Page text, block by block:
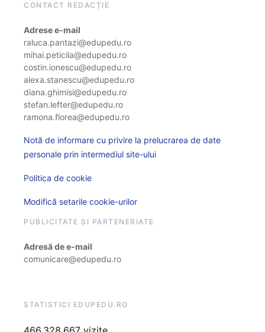
CONTACT REDACȚIE
Adrese e-mail
raluca.pantazi@edupedu.ro
mihai.peticila@edupedu.ro
costin.ionescu@edupedu.ro
alexa.stanescu@edupedu.ro
diana.ghimisi@edupedu.ro
stefan.lefter@edupedu.ro
ramona.florea@edupedu.ro
Notă de informare cu privire la prelucrarea de date
personale prin intermediul site-ului
Politica de cookie
Modifică setarile cookie-urilor
PUBLICITATE ȘI PARTENERIATE
Adresă de e-mail
comunicare@edupedu.ro
STATISTICI EDUPEDU.RO